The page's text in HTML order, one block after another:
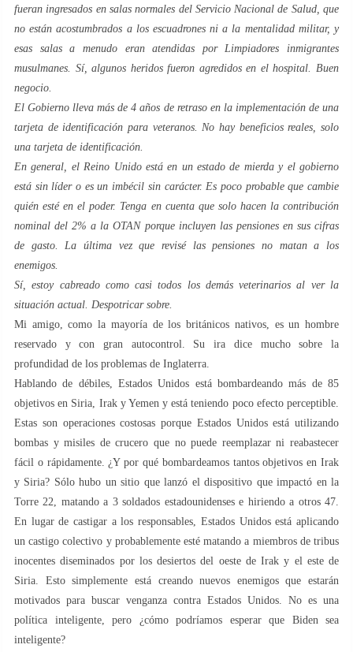
fueran ingresados ​​en salas normales del Servicio Nacional de Salud, que
no están acostumbrados a los escuadrones ni a la mentalidad militar, y
esas salas a menudo eran atendidas por Limpiadores inmigrantes
musulmanes. Sí, algunos heridos fueron agredidos en el hospital. Buen
negocio.
El Gobierno lleva más de 4 años de retraso en la implementación de una
tarjeta de identificación para veteranos. No hay beneficios reales, solo
una tarjeta de identificación.
En general, el Reino Unido está en un estado de mierda y el gobierno
está sin líder o es un imbécil sin carácter. Es poco probable que cambie
quién esté en el poder. Tenga en cuenta que solo hacen la contribución
nominal del 2% a la OTAN porque incluyen las pensiones en sus cifras
de gasto. La última vez que revisé las pensiones no matan a los
enemigos.
Sí, estoy cabreado como casi todos los demás veterinarios al ver la
situación actual. Despotricar sobre.
Mi amigo, como la mayoría de los británicos nativos, es un hombre
reservado y con gran autocontrol. Su ira dice mucho sobre la
profundidad de los problemas de Inglaterra.
Hablando de débiles, Estados Unidos está bombardeando más de 85
objetivos en Siria, Irak y Yemen y está teniendo poco efecto perceptible.
Estas son operaciones costosas porque Estados Unidos está utilizando
bombas y misiles de crucero que no puede reemplazar ni reabastecer
fácil o rápidamente. ¿Y por qué bombardeamos tantos objetivos en Irak
y Siria? Sólo hubo un sitio que lanzó el dispositivo que impactó en la
Torre 22, matando a 3 soldados estadounidenses e hiriendo a otros 47.
En lugar de castigar a los responsables, Estados Unidos está aplicando
un castigo colectivo y probablemente esté matando a miembros de tribus
inocentes diseminados por los desiertos del oeste de Irak y el este de
Siria. Esto simplemente está creando nuevos enemigos que estarán
motivados para buscar venganza contra Estados Unidos. No es una
política inteligente, pero ¿cómo podríamos esperar que Biden sea
inteligente?